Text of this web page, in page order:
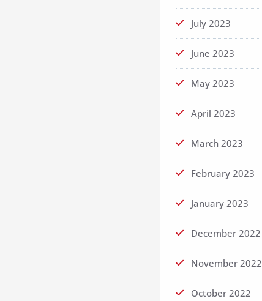
July 2023
June 2023
May 2023
April 2023
March 2023
February 2023
January 2023
December 2022
November 2022
October 2022